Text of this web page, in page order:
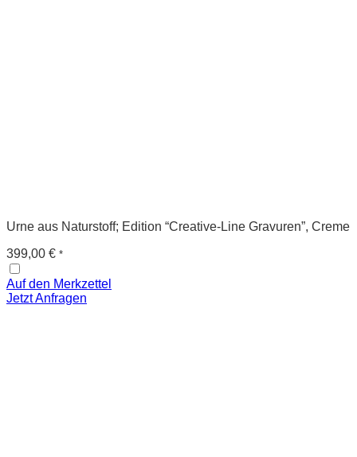
Urne aus Naturstoff; Edition “Creative-Line Gravuren”, Creme
399,00 € *
Auf den Merkzettel
Jetzt Anfragen